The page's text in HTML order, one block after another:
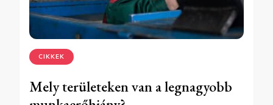
CIKKEK
Mely területeken van a legnagyobb